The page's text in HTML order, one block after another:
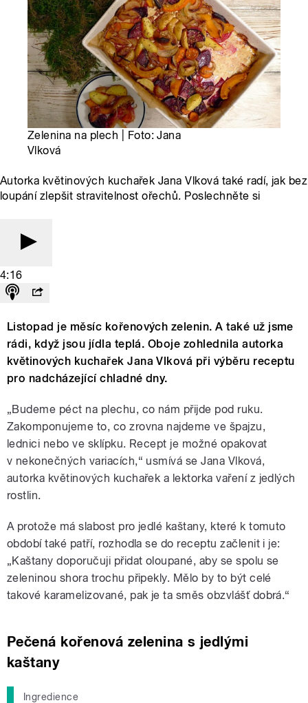
Zelenina na plech | Foto: Jana
Vlková
Autorka květinových kuchařek Jana Vlková také radí, jak bez
loupání zlepšit stravitelnost ořechů. Poslechněte si
4:16
Listopad je měsíc kořenových zelenin. A také už jsme
rádi, když jsou jídla teplá. Oboje zohlednila autorka
květinových kuchařek Jana Vlková při výběru receptu
pro nadcházející chladné dny.
„Budeme péct na plechu, co nám přijde pod ruku.
Zakomponujeme to, co zrovna najdeme ve špajzu,
lednici nebo ve sklípku. Recept je možné opakovat
v nekonečných variacích,“ usmívá se Jana Vlková,
autorka květinových kuchařek a lektorka vaření z jedlých
rostlin.
A protože má slabost pro jedlé kaštany, které k tomuto
období také patří, rozhodla se do receptu začlenit i je:
„Kaštany doporučuji přidat oloupané, aby se spolu se
zeleninou shora trochu připekly. Mělo by to být celé
takové karamelizované, pak je ta směs obzvlášť dobrá.“
Pečená kořenová zelenina s jedlými
kaštany
Ingredience